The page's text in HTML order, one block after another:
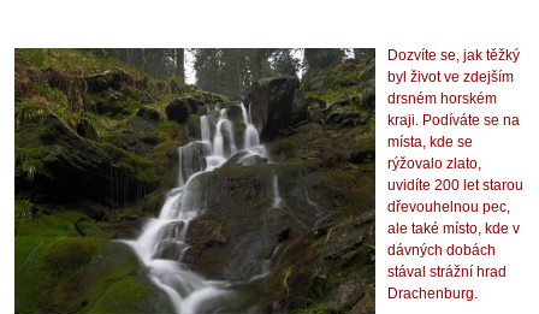
Dozvíte se, jak těžký
byl život ve zdejším
drsném horském
kraji. Podíváte se na
místa, kde se
rýžovalo zlato,
uvidíte 200 let starou
dřevouhelnou pec,
ale také místo, kde v
dávných dobách
stával strážní hrad
Drachenburg.